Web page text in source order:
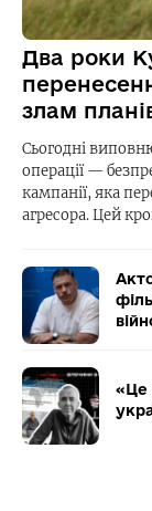
Два роки
злам
Сьогодні
операції —
кампанії, яка
агресора. Цей
«Це